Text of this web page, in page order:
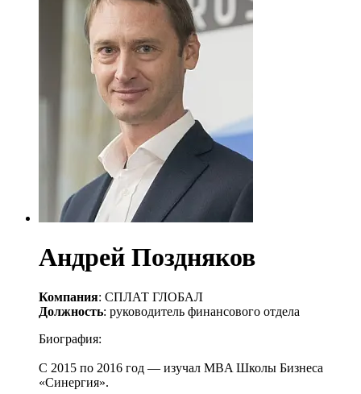
Андрей Поздняков
Компания: СПЛАТ ГЛОБАЛ
Должность: руководитель финансового отдела
Биография:
С 2015 по 2016 год — изучал MBA Школы Бизнеса
«Синергия».